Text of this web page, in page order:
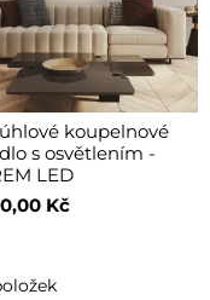
koupelnové
s osvětlením -
LED
Kč